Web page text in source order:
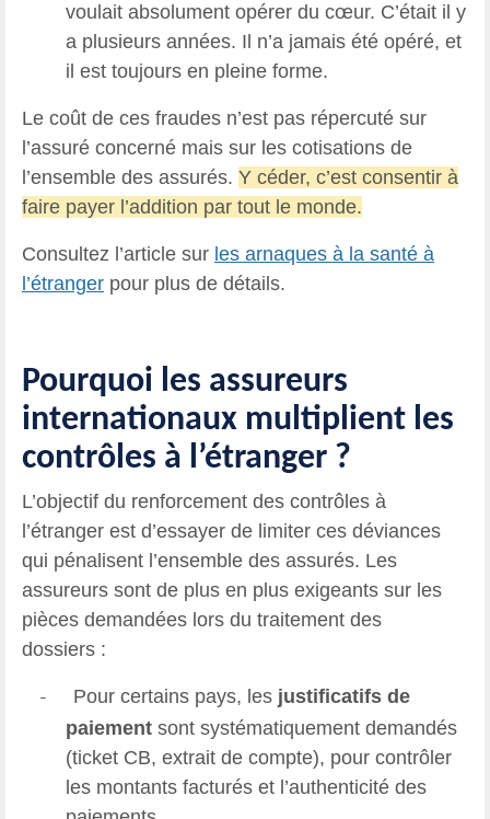
voulait absolument opérer du cœur. C’était il y
a plusieurs années. Il n’a jamais été opéré, et
il est toujours en pleine forme.
Le coût de ces fraudes n’est pas répercuté sur
l’assuré concerné mais sur les cotisations de
l’ensemble des assurés. Y céder, c’est consentir à
faire payer l’addition par tout le monde.
Consultez l’article sur les arnaques à la santé à
l’étranger pour plus de détails.
Pourquoi les assureurs
internationaux multiplient les
contrôles à l’étranger ?
L’objectif du renforcement des contrôles à
l’étranger est d’essayer de limiter ces déviances
qui pénalisent l’ensemble des assurés. Les
assureurs sont de plus en plus exigeants sur les
pièces demandées lors du traitement des
dossiers :
- Pour certains pays, les justificatifs de
paiement sont systématiquement demandés
(ticket CB, extrait de compte), pour contrôler
les montants facturés et l’authenticité des